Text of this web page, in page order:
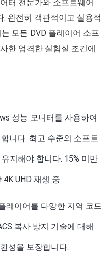
터 전문가와 소프트웨어
완전히 객관적이고 실용적
모든 DVD 플레이어 소프
한 엄격한 실험실 조건에
성능 모니터를 사용하여
니다. 최고 수준의 소프트
지해야 합니다. 15% 미만
4K UHD 재생 중.
레이어를 다양한 지역 코드
복사 방지 기술에 대해
성을 보장합니다.